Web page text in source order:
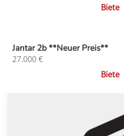
Biete
Jantar 2b **Neuer Preis**
27.000€
Biete